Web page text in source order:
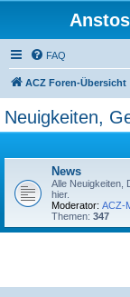
FAQ
ACZ Foren-Übersicht
Neuigkeiten,
News
Alle Neuigkeiten,
hier.
Moderator: ACZ-
Themen: 347